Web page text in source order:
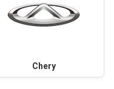
Chery